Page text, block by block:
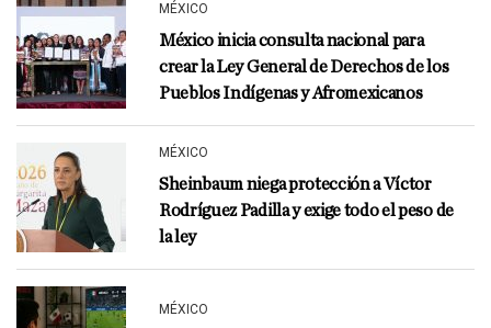
MÉXICO
México inicia consulta nacional para
crear la Ley General de Derechos de los
Pueblos Indígenas y Afromexicanos
MÉXICO
Sheinbaum niega protección a Víctor
Rodríguez Padilla y exige todo el peso de
la ley
MÉXICO